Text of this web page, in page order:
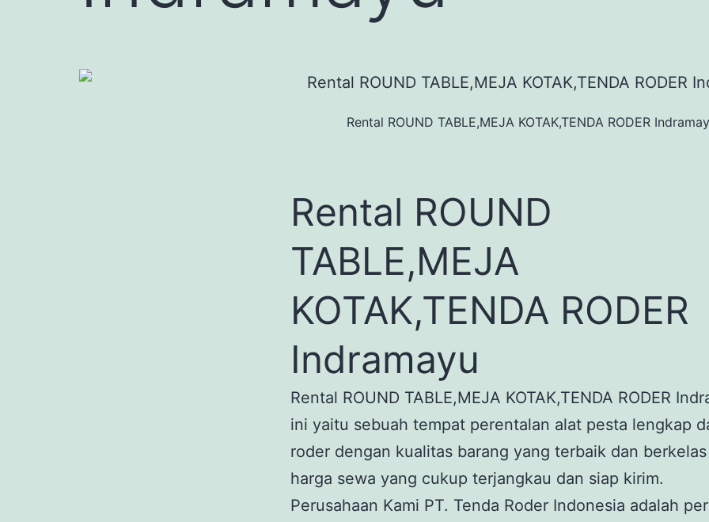
Rental ROUND TABLE,MEJA KOTAK,TENDA RODER
Rental ROUND
TABLE,MEJA
KOTAK,TENDA RODER
Indramayu
Rental ROUND TABLE,MEJA KOTAK,TENDA RODER
ini yaitu sebuah tempat perentalan alat pesta lengkap
roder dengan kualitas barang yang terbaik dan
harga sewa yang cukup terjangkau dan siap kirim.
Perusahaan Kami PT. Tenda Roder Indonesia adalah